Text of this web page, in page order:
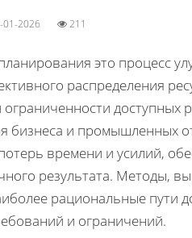
01-2026 211
это процесс
распределения
доступных
бизнеса и промышленных
времени и усилий,
результата. Методы,
рациональные пути
и ограничений.